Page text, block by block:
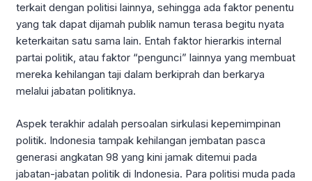
terkait dengan politisi lainnya, sehingga ada faktor penentu
yang tak dapat dijamah publik namun terasa begitu nyata
keterkaitan satu sama lain. Entah faktor hierarkis internal
partai politik, atau faktor “pengunci” lainnya yang membuat
mereka kehilangan taji dalam berkiprah dan berkarya
melalui jabatan politiknya.
Aspek terakhir adalah persoalan sirkulasi kepemimpinan
politik. Indonesia tampak kehilangan jembatan pasca
generasi angkatan 98 yang kini jamak ditemui pada
jabatan-jabatan politik di Indonesia. Para politisi muda pada